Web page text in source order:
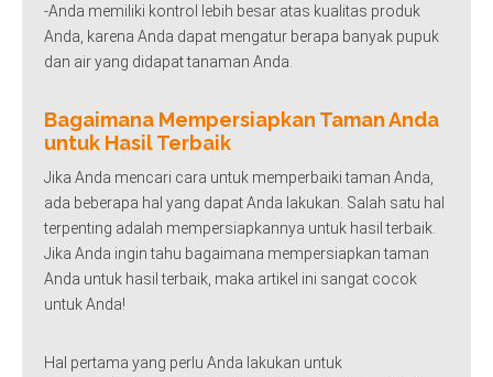
-Anda memiliki kontrol lebih besar atas kualitas produk
Anda, karena Anda dapat mengatur berapa banyak pupuk
dan air yang didapat tanaman Anda.
Bagaimana Mempersiapkan Taman Anda
untuk Hasil Terbaik
Jika Anda mencari cara untuk memperbaiki taman Anda,
ada beberapa hal yang dapat Anda lakukan. Salah satu hal
terpenting adalah mempersiapkannya untuk hasil terbaik.
Jika Anda ingin tahu bagaimana mempersiapkan taman
Anda untuk hasil terbaik, maka artikel ini sangat cocok
untuk Anda!
Hal pertama yang perlu Anda lakukan untuk